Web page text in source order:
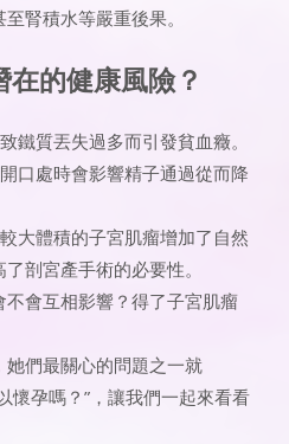
腎積水等嚴重後果。
的健康風險？
鐵質丟失過多而引發貧血癥。
口處時會影響精子通過從而降
大體積的子宮肌瘤增加了自然
剖宮產手術的必要性。
會互相影響？ 得了子宮肌瘤
們最關心的問題之一就
懷孕嗎？”，讓我們一起來看看